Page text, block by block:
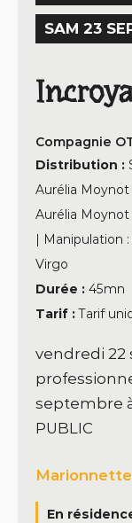
SAM 23
Compagnie
Distribution :
Aurélia
Aurélia
| Manipulation
Virgo
Durée : 45mn
Tarif :Tarif
vendredi 22
septembre
PUBLIC
En